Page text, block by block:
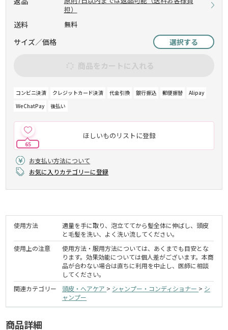
担）
送料 無料
サイズ／価格 選択する
商品をカートに入れる
コンビニ決済 クレジットカード決済 代金引換 銀行振込 郵便振替
Alipay
WeChatPay
後払い
ほしいものリストに登録
65
お支払い方法について
お気に入りカテゴリーに登録
使用方法
適量を手に取り、泡立ててから髪全体に伸ばし、頭皮
と毛髪を洗い、よく洗い流してください。
使用上の注意
使用方法・服用方法については、あくまでも目安とな
ります。効果効能については個人差がございます。本商
品が合わない場合は直ちに利用を中止し、医師に相談
してください。
関連カテゴリー
頭皮・ヘアケア > シャンプー・コンディショナー > シ
ャンプー
商品詳細